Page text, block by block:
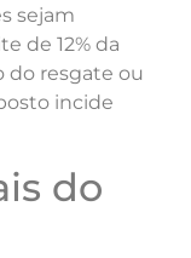
sejam
de 12% da
do resgate ou
incide
do